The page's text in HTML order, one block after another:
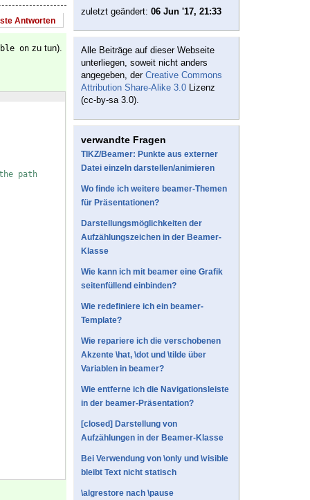
Antworten
on zu tun).
path
zuletzt geändert: 06 Jun '17, 21:33
Alle Beiträge auf dieser Webseite
unterliegen, soweit nicht anders
angegeben, der Creative Commons
Attribution Share-Alike 3.0 Lizenz
(cc-by-sa 3.0).
verwandte Fragen
TIKZ/Beamer: Punkte aus externer
Datei einzeln darstellen/animieren
Wo finde ich weitere beamer-Themen
für Präsentationen?
Darstellungsmöglichkeiten der
Aufzählungszeichen in der Beamer-
Klasse
Wie kann ich mit beamer eine Grafik
seitenfüllend einbinden?
Wie redefiniere ich ein beamer-
Template?
Wie repariere ich die verschobenen
Akzente \hat, \dot und \tilde über
Variablen in beamer?
Wie entferne ich die Navigationsleiste
in der beamer-Präsentation?
[closed] Darstellung von
Aufzählungen in der Beamer-Klasse
Bei Verwendung von \only und \visible
bleibt Text nicht statisch
\algrestore nach \pause